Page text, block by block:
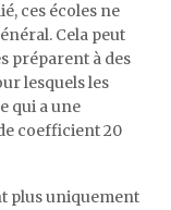
ces écoles ne
Cela peut
préparent à des
lesquels les
qui a une
coefficient 20
plus uniquement